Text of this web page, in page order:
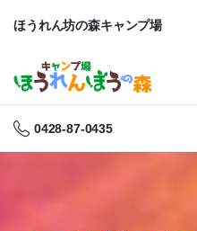
ほうれん坊の森キャンプ場
0428-87-0435